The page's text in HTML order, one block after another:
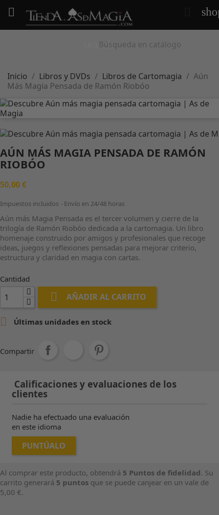

search
Inicio Libros y DVDs Libros de Cartomagia
Aún
Más Magia Pensada de Ramón Riobóo
AÚN MÁS MAGIA PENSADA DE RAMÓN
RIOBÓO
50,00 €
Impuestos incluidos Envío en 24/48 horas
Aún más Magia Pensada es el tercer volumen y cierre de la
trilogía de Ramón Riobóo dedicada a la cartomagia. Un libro
homenaje construido por amigos y profesionales que recoge
ideas, juegos y reflexiones pensadas para mejorar criterio,
estructura y claridad en magia con cartas.
Cantidad
 AÑADIR AL CARRITO
 Últimas unidades en stock
Compartir
Calificaciones y evaluaciones de los
clientes
Nadie ha efectuado una evaluación
en este idioma
PUNTÚALO
Al comprar este producto, obtendrá 5 Puntos de fidelidad. Su
carrito generará 5 puntos que se puede canjear en un vale de
5,00 €.